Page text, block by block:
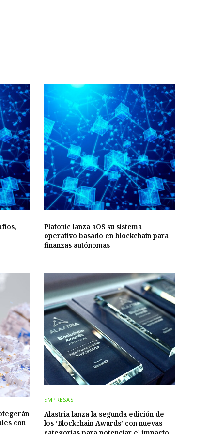
Platonic lanza aOS su sistema
operativo basado en blockchain para
finanzas autónomas
con
EMPRESAS
Alastria lanza la segunda edición de
los ‘Blockchain Awards’ con nuevas